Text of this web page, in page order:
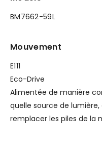
BM7662-59L
Mouvement
E111
Eco-Drive
Alimentée de manière
quelle source de
remplacer les piles de la